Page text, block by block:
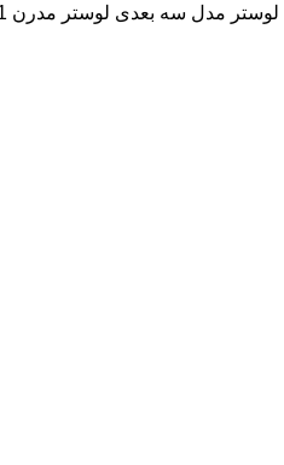
لوستر مدل سه بعدی لوستر مدرن 0091